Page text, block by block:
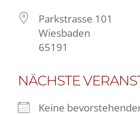
Parkstrasse 101
Wiesbaden
65191
NÄCHSTE
Keine